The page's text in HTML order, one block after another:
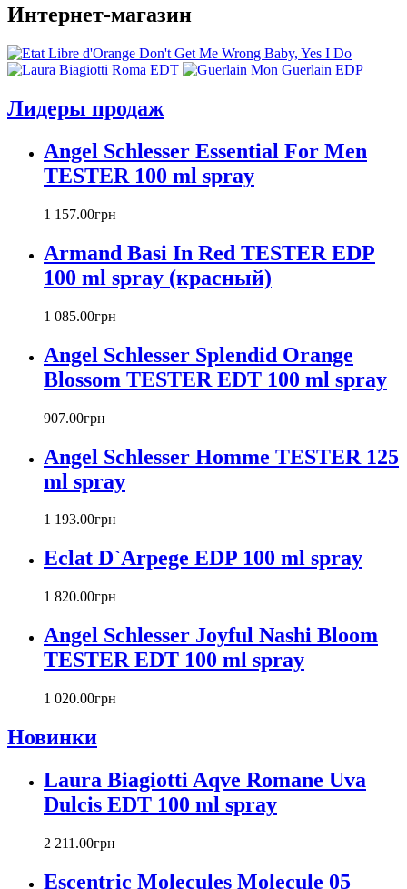
Annick Goutal
Antonio Banderas
Aramis
Armaf
Atelier Cologne
Badgley Mischka
Baldinini
Banana Republic
Barex
Beyonce
Bill Blass
Biotherm
Blumarine
Bottega Veneta
Boucheron
Bourjois
Britney Spears
Bruno Banani
Burberry
Bvlgari
Byblos
Calvin Klein
Canali
Carla Fracci
Carolina Herrera
Caron
Cartier
Chanel
Chloe
Chopard
Christian Audigier
Christian Dior
Christina Aguilera
Cindy Crawford
Интернет-магазин
Лидеры продаж
Angel Schlesser Essential For Men
TESTER 100 ml spray
1 157.00грн
Armand Basi In Red TESTER EDP
100 ml spray (красный)
1 085.00грн
Angel Schlesser Splendid Orange
Blossom TESTER EDT 100 ml spray
907.00грн
Angel Schlesser Homme TESTER 125
ml spray
1 193.00грн
Eclat D`Arpege EDP 100 ml spray
1 820.00грн
Angel Schlesser Joyful Nashi Bloom
TESTER EDT 100 ml spray
1 020.00грн
Новинки
Laura Biagiotti Aqve Romane Uva
Dulcis EDT 100 ml spray
2 211 .00грн
Escentric Molecules Molecule 05